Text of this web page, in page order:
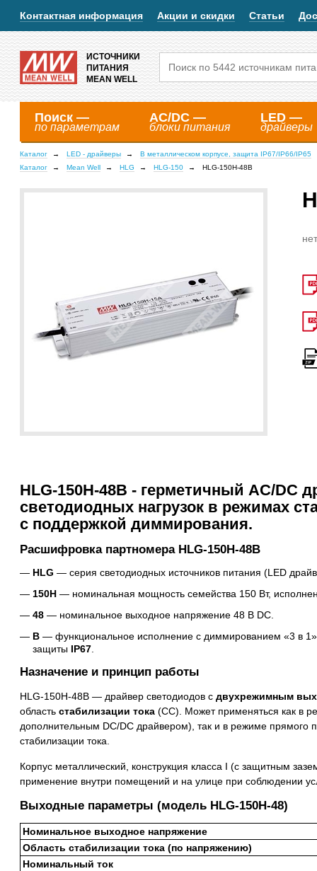
Контактная информация Акции и скидки Статьи
ИСТОЧНИКИ
ПИТАНИЯ
MEAN WELL
Поиск —
по параметрам
AC/DC —
блоки питания
LED —
драйверы
Каталог LED - драйверы
В металлическом корпусе, защита IP67/IP66/IP65
Каталог
Mean Well HLG HLG-150 HLG-150H-48B
HLG-150H-48B - герметичный AC/DC
светодиодных нагрузок в режимах
с поддержкой диммирования.
Расшифровка партномера HLG-150H-48B
HLG — серия светодиодных источников питания (LED
150H — номинальная мощность семейства 150 Вт,
48 — номинальное выходное напряжение 48 В DC.
B — функциональное исполнение с диммированием «3 в
защиты IP67
Назначение и принцип работы
HLG-150H-48B — драйвер светодиодов с двухрежимным
область стабилизации тока (CC). Может применяться как в
дополнительным DC/DC драйвером), так и в режиме прямого
стабилизации тока.
Корпус металлический, конструкция класса I (с защитным
применение внутри помещений и на улице при соблюдении
Выходные параметры (модель HLG-150H-48)
Номинальное выходное напряжение
Область стабилизации тока (по напряжению)
Номинальный ток